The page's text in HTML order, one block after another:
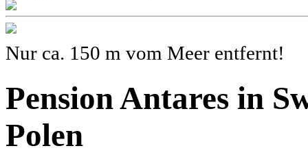
Nur ca. 150 m vom Meer entfernt!
Pension Antares in
Polen